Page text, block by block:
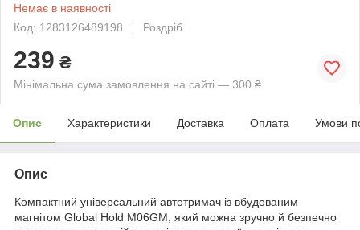
Немає в наявності
Код: 1283126489198
Роздріб
239 ₴
Мінімальна сума замовлення на сайті — 300 ₴
Опис Характеристики Доставка Оплата Умови
Опис
Компактний універсальний автотримач із вбудованим
магнітом Global Hold M06GM, який можна зручно й безпечно